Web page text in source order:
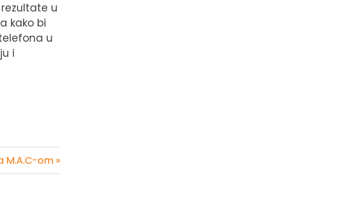
u
kako bi
u
i
M.A.C-om »